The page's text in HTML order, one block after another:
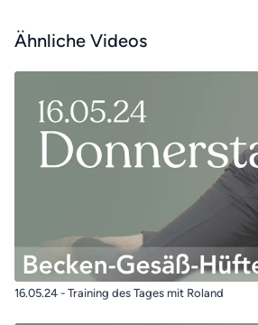
Ähnliche Videos
16.05.24 - Training des Tages mit Roland